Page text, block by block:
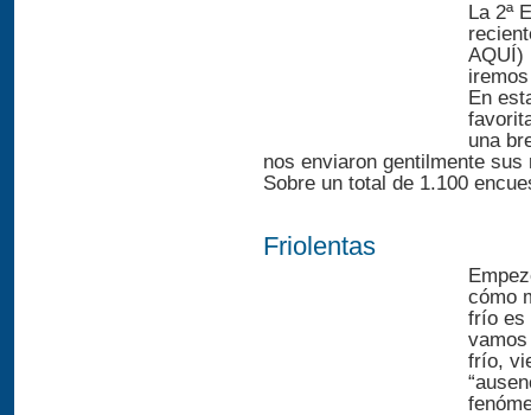
La 2ª
AQUÍ)
En
una
nos enviaron gentilmente
Sobre un total de 1.100
Friolentas
cómo
frío es
frío,